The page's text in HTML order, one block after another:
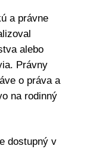
a právne
alebo
Právny
o práva a
na rodinný
dostupný v